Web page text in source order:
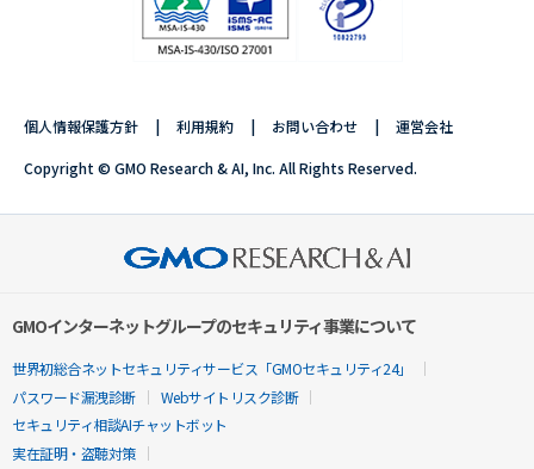
個人情報保護方針 利用規約 お問い合わせ 運営会社
Copyright © GMO Research & AI, Inc. All Rights Reserved.
GMOインターネットグループのセキュリティ事業について
世界初総合ネットセキュリティサービス「GMOセキュリティ24」
パスワード漏洩診断
Webサイトリスク診断
セキュリティ相談AIチャットボット
実在証明・盗聴対策